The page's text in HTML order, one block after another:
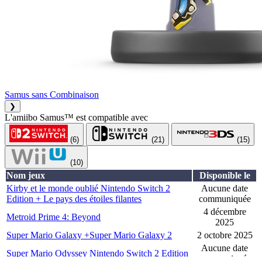
Samus sans Combinaison
❯
L'amiibo Samus™ est compatible avec
(6) (21) (15)
(10)
Nom jeux
Disponible le
Kirby et le monde oublié Nintendo Switch 2
Edition + Le pays des étoiles filantes
Aucune date
communiquée
Metroid Prime 4: Beyond
4 décembre
2025
Super Mario Galaxy +Super Mario Galaxy 2
2 octobre 2025
Super Mario Odyssey Nintendo Switch 2 Edition
Aucune date